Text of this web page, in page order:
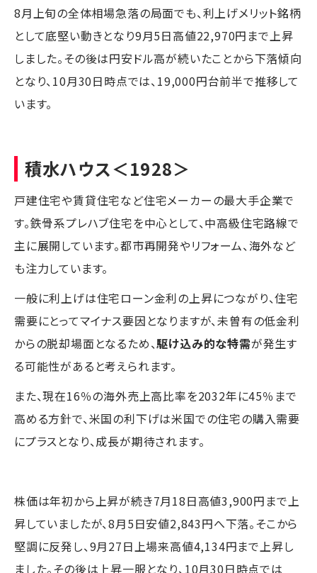
8月上旬の全体相場急落の局面でも、利上げメリット銘柄
として底堅い動きとなり9月5日高値22,970円まで上昇
しました。その後は円安ドル高が続いたことから下落傾向
となり、10月30日時点では、19,000円台前半で推移して
います。
積水ハウス＜1928＞
戸建住宅や賃貸住宅など住宅メーカーの最大手企業で
す。鉄骨系プレハブ住宅を中心として、中高級住宅路線で
主に展開しています。都市再開発やリフォーム、海外など
も注力しています。
一般に利上げは住宅ローン金利の上昇につながり、住宅
需要にとってマイナス要因となりますが、未曽有の低金利
からの脱却場面となるため、駆け込み的な特需が発生す
る可能性があると考えられます。
また、現在16％の海外売上高比率を2032年に45％まで
高める方針で、米国の利下げは米国での住宅の購入需要
にプラスとなり、成長が期待されます。
株価は年初から上昇が続き7月18日高値3,900円まで上
昇していましたが、8月5日安値2,843円へ下落。そこから
堅調に反発し、9月27日上場来高値4,134円まで上昇し
ました。その後は上昇一服となり、10月30日時点では